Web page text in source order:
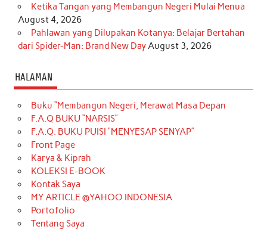
Ketika Tangan yang Membangun Negeri Mulai Menua
August 4, 2026
Pahlawan yang Dilupakan Kotanya: Belajar Bertahan
dari Spider-Man: Brand New Day August 3, 2026
HALAMAN
Buku “Membangun Negeri, Merawat Masa Depan
F.A.Q BUKU “NARSIS”
F.A.Q. BUKU PUISI “MENYESAP SENYAP”
Front Page
Karya & Kiprah
KOLEKSI E-BOOK
Kontak Saya
MY ARTICLE @YAHOO INDONESIA
Portofolio
Tentang Saya